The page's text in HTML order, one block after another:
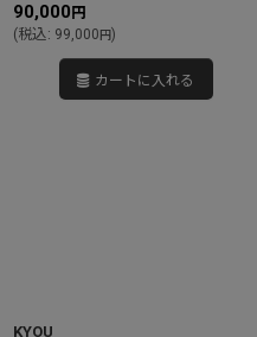
90,000 円
(税込: 99,000円)
カートに入れる
KYOU